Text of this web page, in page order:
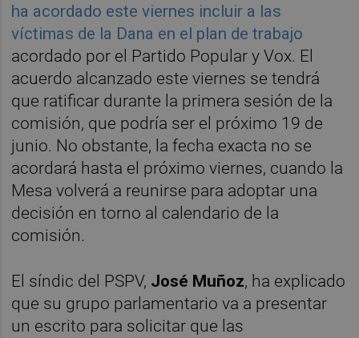
ha acordado este viernes incluir a las
víctimas de la Dana en el plan de trabajo
acordado por el Partido Popular y Vox. El
acuerdo alcanzado este viernes se tendrá
que ratificar durante la primera sesión de la
comisión, que podría ser el próximo 19 de
junio. No obstante, la fecha exacta no se
acordará hasta el próximo viernes, cuando la
Mesa volverá a reunirse para adoptar una
decisión en torno al calendario de la
comisión.
El síndic del PSPV, José Muñoz, ha explicado
que su grupo parlamentario va a presentar
un escrito para solicitar que las